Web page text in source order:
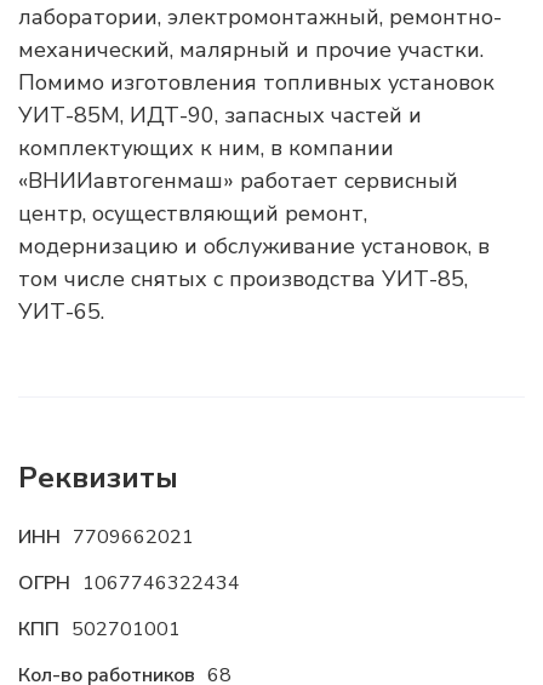
лаборатории, электромонтажный, ремонтно-
механический, малярный и прочие участки.
Помимо изготовления топливных установок
УИТ-85М, ИДТ-90, запасных частей и
комплектующих к ним, в компании
«ВНИИавтогенмаш» работает сервисный
центр, осуществляющий ремонт,
модернизацию и обслуживание установок, в
том числе снятых с производства УИТ-85,
УИТ-65.
Реквизиты
ИНН 7709662021
ОГРН 1067746322434
КПП 502701001
Кол-во работников 68